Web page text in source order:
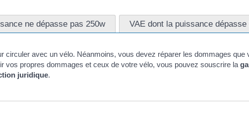
ne dépasse pas 250w VAE dont la puissance dépasse
circuler avec un vélo. Néanmoins, vous devez réparer les dommages
vos propres dommages et ceux de votre vélo, vous pouvez souscrire la
juridique.